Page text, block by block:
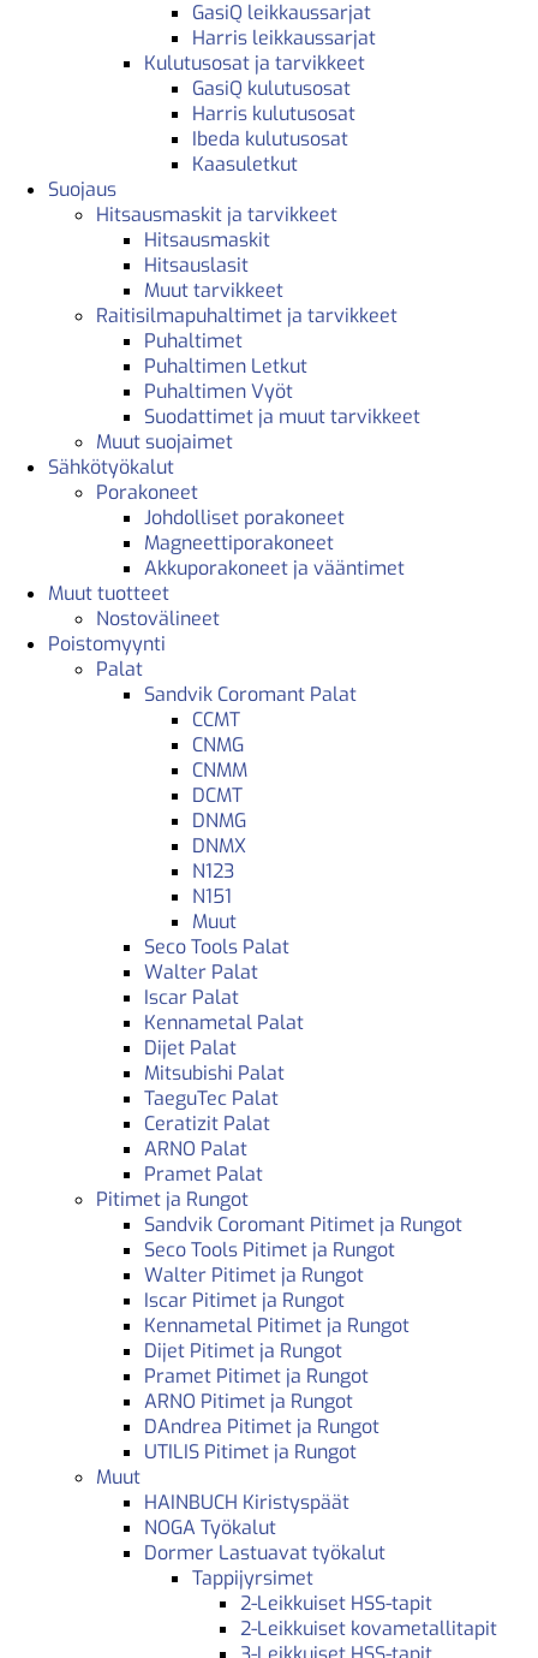
GasiQ leikkaussarjat
Harris leikkaussarjat
Kulutusosat ja tarvikkeet
GasiQ kulutusosat
Harris kulutusosat
Ibeda kulutusosat
Kaasuletkut
Suojaus
Hitsausmaskit ja tarvikkeet
Hitsausmaskit
Hitsauslasit
Muut tarvikkeet
Raitisilmapuhaltimet ja tarvikkeet
Puhaltimet
Puhaltimen Letkut
Puhaltimen Vyöt
Suodattimet ja muut tarvikkeet
Muut suojaimet
Sähkötyökalut
Porakoneet
Johdolliset porakoneet
Magneettiporakoneet
Akkuporakoneet ja vääntimet
Muut tuotteet
Nostovälineet
Poistomyynti
Palat
Sandvik Coromant Palat
CCMT
CNMG
CNMM
DCMT
DNMG
DNMX
N123
N151
Muut
Seco Tools Palat
Walter Palat
Iscar Palat
Kennametal Palat
Dijet Palat
Mitsubishi Palat
TaeguTec Palat
Ceratizit Palat
ARNO Palat
Pramet Palat
Pitimet ja Rungot
Sandvik Coromant Pitimet ja Rungot
Seco Tools Pitimet ja Rungot
Walter Pitimet ja Rungot
Iscar Pitimet ja Rungot
Kennametal Pitimet ja Rungot
Dijet Pitimet ja Rungot
Pramet Pitimet ja Rungot
ARNO Pitimet ja Rungot
DAndrea Pitimet ja Rungot
UTILIS Pitimet ja Rungot
Muut
HAINBUCH Kiristyspäät
NOGA Työkalut
Dormer Lastuavat työkalut
Tappijyrsimet
2-Leikkuiset HSS-tapit
2-Leikkuiset kovametallitapit